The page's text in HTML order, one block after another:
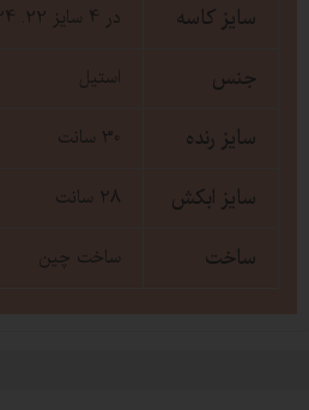
سایز کاسه در 4 سایز 22. 24. 26. 30. سانت
جنس استیل
سایز رنده 30 سانت
سایز ابکش 28 سانت
ساخت ساخت چین